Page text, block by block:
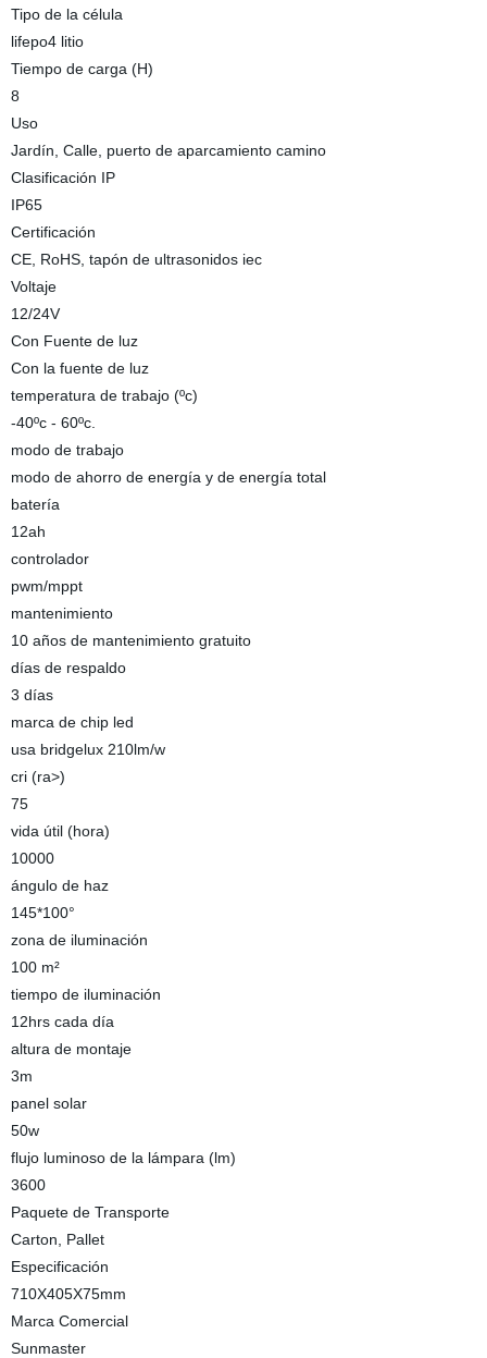
Tipo de la célula
lifepo4 litio
Tiempo de carga (H)
8
Uso
Jardín, Calle, puerto de aparcamiento camino
Clasificación IP
IP65
Certificación
CE, RoHS, tapón de ultrasonidos iec
Voltaje
12/24V
Con Fuente de luz
Con la fuente de luz
temperatura de trabajo (ºc)
-40ºc - 60ºc.
modo de trabajo
modo de ahorro de energía y de energía total
batería
12ah
controlador
pwm/mppt
mantenimiento
10 años de mantenimiento gratuito
días de respaldo
3 días
marca de chip led
usa bridgelux 210lm/w
cri (ra>)
75
vida útil (hora)
10000
ángulo de haz
145*100°
zona de iluminación
100 m²
tiempo de iluminación
12hrs cada día
altura de montaje
3m
panel solar
50w
flujo luminoso de la lámpara (lm)
3600
Paquete de Transporte
Carton, Pallet
Especificación
710X405X75mm
Marca Comercial
Sunmaster